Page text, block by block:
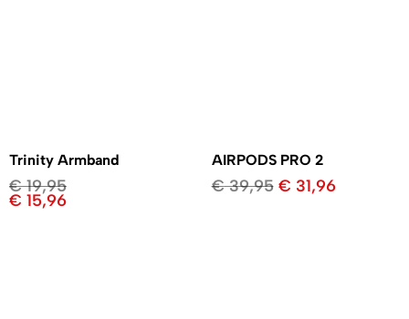
Trinity Armband
€19,95
€ 15,96
AIRPODS PRO 2
€39,95 € 31,96